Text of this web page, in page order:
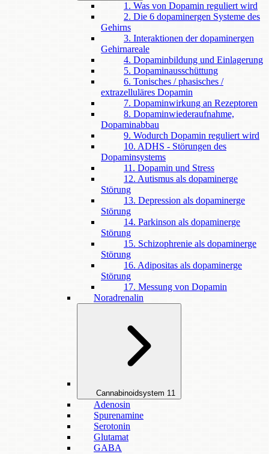
1. Was von Dopamin reguliert wird
2. Die 6 dopaminergen Systeme des
Gehirns
3. Interaktionen der dopaminergen
Gehirnareale
4. Dopaminbildung und Einlagerung
5. Dopaminausschüttung
6. Tonisches / phasisches /
extrazelluläres Dopamin
7. Dopaminwirkung an Rezeptoren
8. Dopaminwiederaufnahme,
Dopaminabbau
9. Wodurch Dopamin reguliert wird
10. ADHS - Störungen des
Dopaminsystems
11. Dopamin und Stress
12. Autismus als dopaminerge
Störung
13. Depression als dopaminerge
Störung
14. Parkinson als dopaminerge
Störung
15. Schizophrenie als dopaminerge
Störung
16. Adipositas als dopaminerge
Störung
17. Messung von Dopamin
Noradrenalin
Cannabinoidsystem 11
Adenosin
Spurenamine
Serotonin
Glutamat
GABA